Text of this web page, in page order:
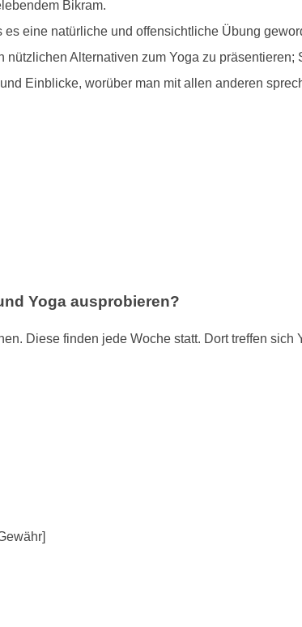
Bikram.
eine natürliche und offensichtliche Übung
Alternativen zum Yoga zu präsentieren;
Einblicke, worüber man mit allen anderen
Yoga ausprobieren?
Diese finden jede Woche statt. Dort treffen sich